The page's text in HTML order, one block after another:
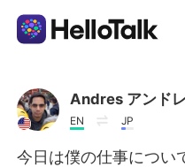
언어 교환 앱
AI Grammar
Andres アンド
EN JP
今日は僕の仕事につい